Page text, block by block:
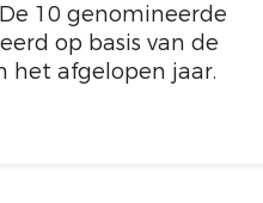
10 genomineerde
op basis van de
het afgelopen jaar.